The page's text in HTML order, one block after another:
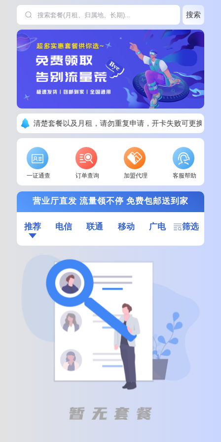
搜索
下单请看清楚套餐以及月租，请勿重复申请，开卡失败可更换其他
一证通查 订单查询 加盟代理 客服帮助
营业厅直发 流量领不停 免费包邮送到家
推荐 电信 联通 移动 广电 筛选